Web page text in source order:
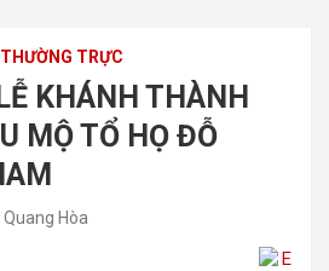
TRỰC
KHÁNH THÀNH
MỘ TỔ HỌ ĐỖ
Hòa